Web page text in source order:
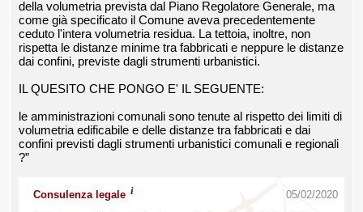
della volumetria prevista dal Piano Regolatore Generale, ma
come già specificato il Comune aveva precedentemente
ceduto l'intera volumetria residua. La tettoia, inoltre, non
rispetta le distanze minime tra fabbricati e neppure le distanze
dai confini, previste dagli strumenti urbanistici.
IL QUESITO CHE PONGO E' IL SEGUENTE:
le amministrazioni comunali sono tenute al rispetto dei limiti di
volumetria edificabile e delle distanze tra fabbricati e dai
confini previsti dagli strumenti urbanistici comunali e regionali
?”
Consulenza legale i 05/02/2020